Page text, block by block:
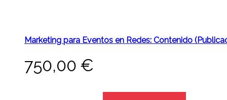
Marketing para Eventos en Redes: Contenido
750,00 €